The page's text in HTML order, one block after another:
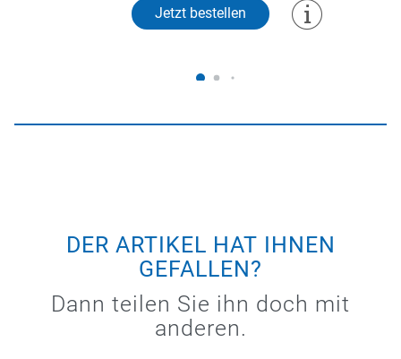
Jetzt bestellen
DER ARTIKEL HAT IHNEN
GEFALLEN?
Dann teilen Sie ihn doch mit
anderen.